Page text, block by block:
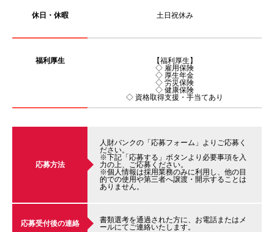
休日・休暇 土日祝休み
福利厚生
【福利厚生】
◇ 雇用保険
◇ 厚生年金
◇ 労災保険
◇ 健康保険
◇ 資格取得支援・手当てあり
応募方法
人財バンクの「応募フォーム」よりご応募く
ださい。
※下記「応募する」ボタンより必要事項を入
力の上、ご応募ください。
※個人情報は採用業務のみに利用し、他の目
的での使用や第三者へ譲渡・開示することは
ありません。
応募受付後の連絡
書類選考を通過された方に、お電話またはメ
ールにてご連絡いたします。